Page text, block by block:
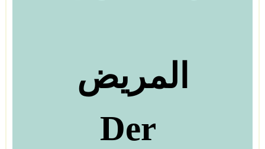
المريض
Der